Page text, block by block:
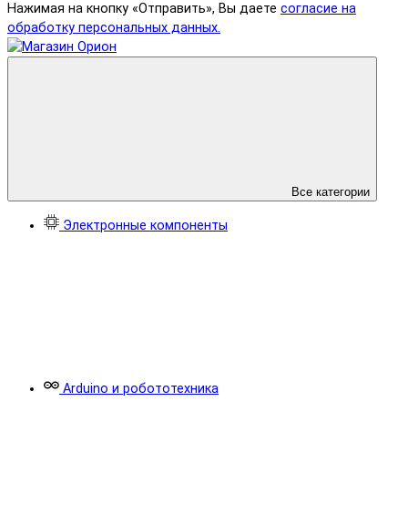
Нажимая на кнопку «Отправить», Вы даете согласие на
обработку персональных данных.
Все категории
Электронные компоненты
Arduino и робототехника